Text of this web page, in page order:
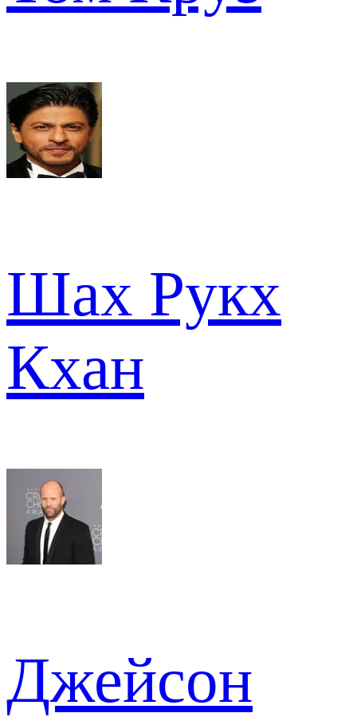
Шах Рукх
Кхан
Джейсон